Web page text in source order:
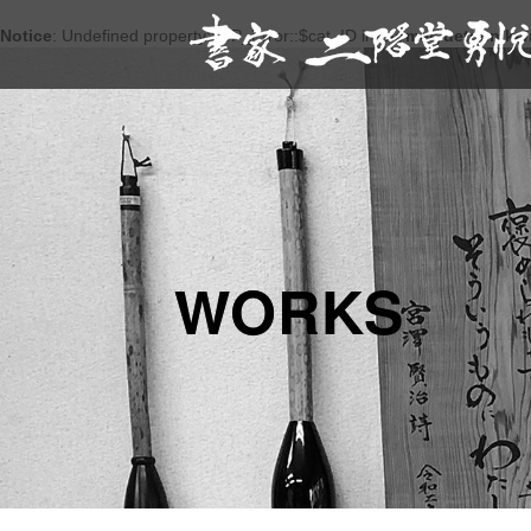
Notice: Undefined property: WP_Error::$cat_ID in/home/
WORKS